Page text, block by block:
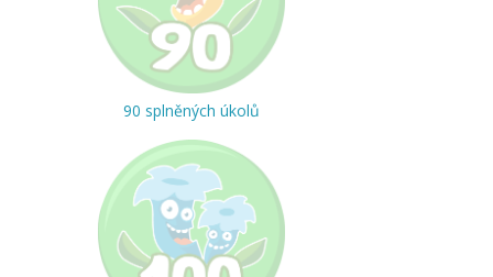
90 splněných úkolů